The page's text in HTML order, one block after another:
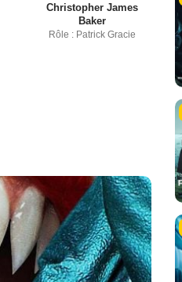
Christopher James
Baker
Rôle : Patrick Gracie